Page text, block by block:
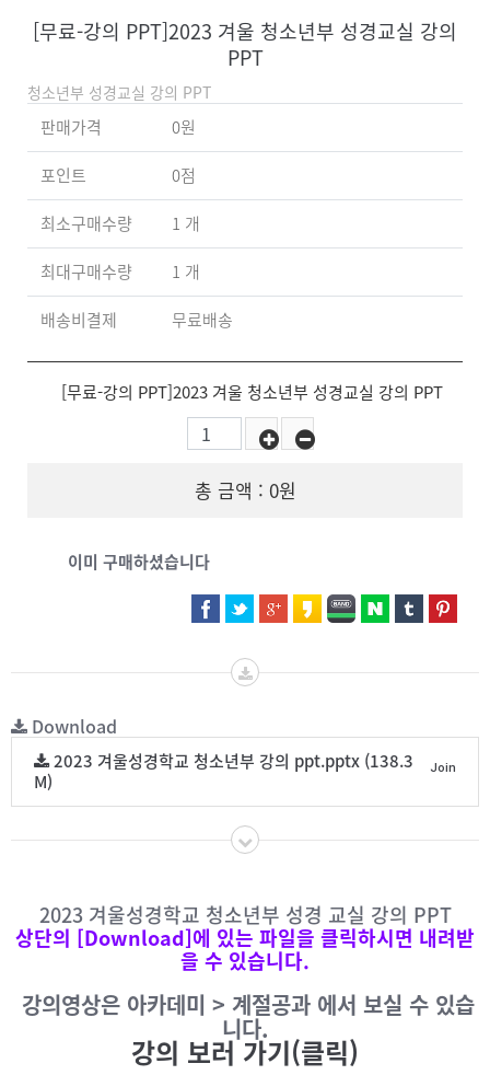
[무료-강의 PPT]2023 겨울 청소년부 성경교실 강의
PPT
청소년부 성경교실 강의 PPT
판매가격
0원
포인트
0점
최소구매수량
1 개
최대구매수량
1 개
배송비결제
무료배송
[무료-강의 PPT]2023 겨울 청소년부 성경교실 강의 PPT
총 금액 : 0원
이미 구매하셨습니다
Download
Join
2023 겨울성경학교 청소년부 강의 ppt.pptx (138.3
M)
2023 겨울성경학교 청소년부 성경 교실 강의 PPT
상단의 [Download]에 있는 파일을 클릭하시면 내려받
을 수 있습니다.
강의영상은 아카데미 > 계절공과 에서 보실 수 있습
니다.
강의 보러 가기(클릭)